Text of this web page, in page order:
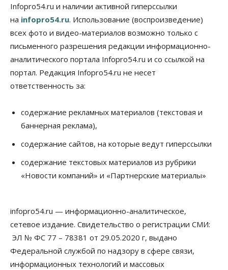
06 Августа 2026, 13:00
Власть
Режим ЧС ввели в Омской области из-за засухи
06 Августа 2026, 12:15
Новосибирск готовится к визиту Владимира
Путина
Бизнес Недвижимость Общество
Росреестр назвал главные причины
06 Августа 2026, 12:00
Телекоммуникации
В 16 населённых пунктах Мошковского района
Бизнес Право&Порядок
Злоумышленники опять атакуют
новосибирские компании через электронную
почту
06 Августа 2026, 11:00
Infopro54.ru и наличии активной гиперссылки
на infopro54.ru. Использование (воспроизведение)
всех фото и видео-материалов возможно только с
письменного разрешения редакции информационно-
аналитического портала Infopro54.ru и со ссылкой на
портал. Редакция Infopro54.ru не несет
ответственность за:
содержание рекламных материалов (текстовая и
баннерная реклама),
содержание сайтов, на которые ведут гиперссылки
содержание текстовых материалов из рубрики
«Новости компаний» и «Партнерские материалы»
infopro54.ru — информационно-аналитическое,
сетевое издание. Свидетельство о регистрации СМИ:
ЭЛ № ФС 77 – 78381 от 29.05.2020 г, выдано
Федеральной службой по надзору в сфере связи,
информационных технологий и массовых